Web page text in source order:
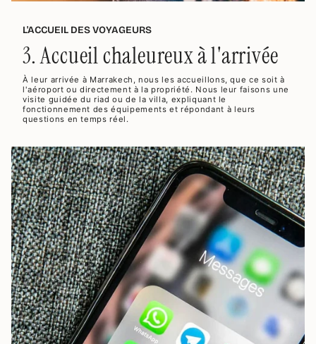
L'ACCUEIL DES VOYAGEURS
3. Accueil chaleureux à l'arrivée
À leur arrivée à Marrakech, nous les accueillons, que ce soit à
l'aéroport ou directement à la propriété. Nous leur faisons une
visite guidée du riad ou de la villa, expliquant le
fonctionnement des équipements et répondant à leurs
questions en temps réel.